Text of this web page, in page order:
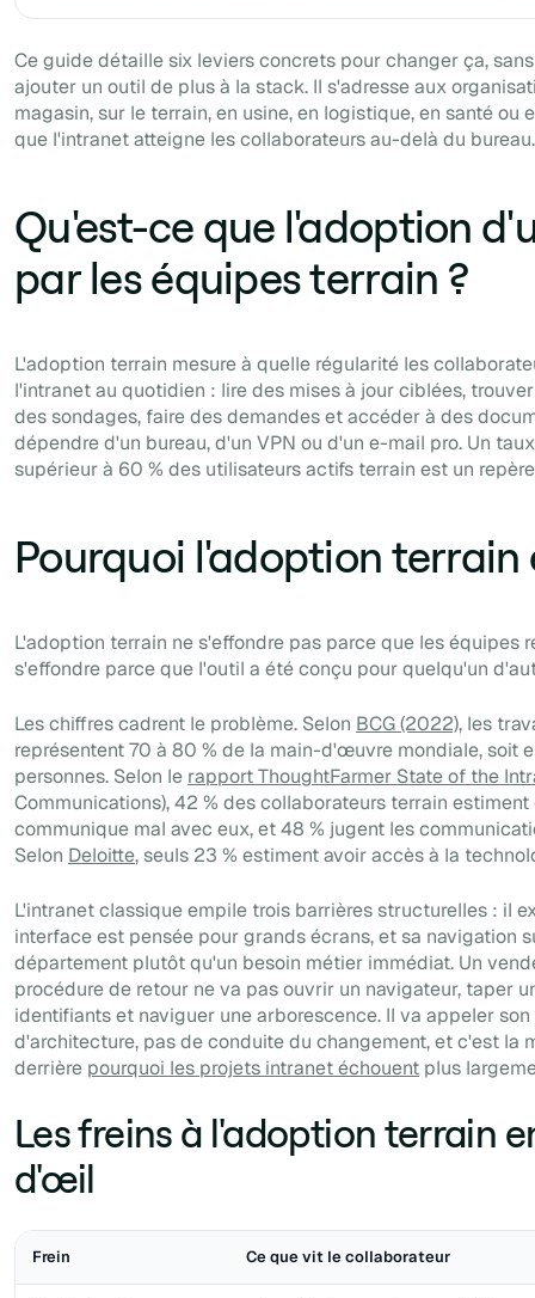
Ce guide détaille six leviers concrets pour changer ça,
ajouter un outil de plus à la stack. Il s'adresse aux
magasin, sur le terrain, en usine, en logistique, en santé ou
que l'intranet atteigne les collaborateurs au-delà du bureau.
Qu'est-ce que l'adoption
par les équipes terrain ?
L'adoption terrain mesure à quelle régularité les
l'intranet au quotidien : lire des mises à jour ciblées,
des sondages, faire des demandes et accéder à des
dépendre d'un bureau, d'un VPN ou d'un e-mail pro. Un
supérieur à 60 % des utilisateurs actifs terrain est un
Pourquoi l'adoption terrain
L'adoption terrain ne s'effondre pas parce que les équipes
s'effondre parce que l'outil a été conçu pour quelqu'un
Les chiffres cadrent le problème. Selon BCG (2022), les
représentent 70 à 80 % de la main-d'œuvre mondiale, soit
personnes. Selon le rapport ThoughtFarmer State of the
Communications), 42 % des collaborateurs terrain
communique mal avec eux, et 48 % jugent les
Selon Deloitte, seuls 23 % estiment avoir accès à la
L'intranet classique empile trois barrières structurelles : il
interface est pensée pour grands écrans, et sa navigation
département plutôt qu'un besoin métier immédiat. Un
procédure de retour ne va pas ouvrir un navigateur, taper
identifiants et naviguer une arborescence. Il va appeler
d'architecture, pas de conduite du changement, et c'est la
derrière pourquoi les projets intranet échouent plus
Les freins à l'adoption terrain
d'œil
Frein Ce que vit le collaborateur